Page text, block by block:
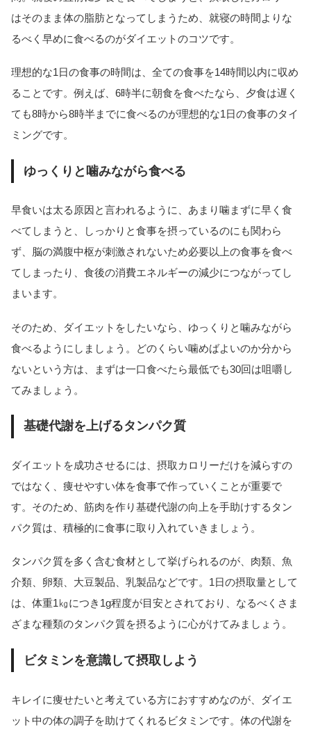
はそのまま体の脂肪となってしまうため、就寝の時間よりな
るべく早めに食べるのがダイエットのコツです。
理想的な1日の食事の時間は、全ての食事を14時間以内に収め
ることです。例えば、6時半に朝食を食べたなら、夕食は遅く
ても8時から8時半までに食べるのが理想的な1日の食事のタイ
ミングです。
ゆっくりと噛みながら食べる
早食いは太る原因と言われるように、あまり噛まずに早く食
べてしまうと、しっかりと食事を摂っているのにも関わら
ず、脳の満腹中枢が刺激されないため必要以上の食事を食べ
てしまったり、食後の消費エネルギーの減少につながってし
まいます。
そのため、ダイエットをしたいなら、ゆっくりと噛みながら
食べるようにしましょう。どのくらい噛めばよいのか分から
ないという方は、まずは一口食べたら最低でも30回は咀嚼し
てみましょう。
基礎代謝を上げるタンパク質
ダイエットを成功させるには、摂取カロリーだけを減らすの
ではなく、痩せやすい体を食事で作っていくことが重要で
す。そのため、筋肉を作り基礎代謝の向上を手助けするタン
パク質は、積極的に食事に取り入れていきましょう。
タンパク質を多く含む食材として挙げられるのが、肉類、魚
介類、卵類、大豆製品、乳製品などです。1日の摂取量として
は、体重1㎏につき1g程度が目安とされており、なるべくさま
ざまな種類のタンパク質を摂るように心がけてみましょう。
ビタミンを意識して摂取しよう
キレイに痩せたいと考えている方におすすめなのが、ダイエ
ット中の体の調子を助けてくれるビタミンです。体の代謝を